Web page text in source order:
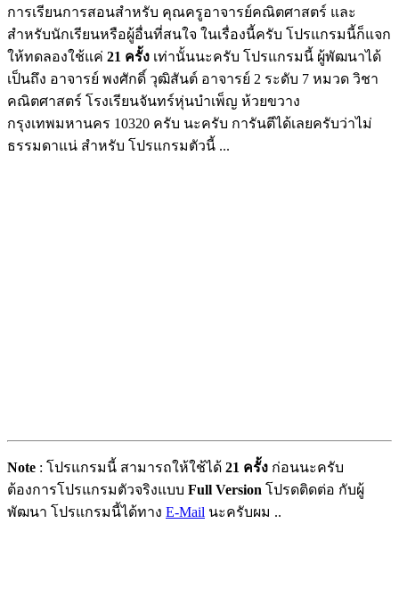
การเรียนการสอนสำหรับ คุณครูอาจารย์คณิตศาสตร์ และ
สำหรับนักเรียนหรือผู้อื่นที่สนใจ ในเรื่องนี้ครับ โปรแกรมนี้ก็แจก
ให้ทดลองใช้แค่ 21 ครั้ง เท่านั้นนะครับ โปรแกรมนี้ ผู้พัฒนาได้
เป็นถึง อาจารย์ พงศักดิ์ วุฒิสันต์ อาจารย์ 2 ระดับ 7 หมวด วิชา
คณิตศาสตร์ โรงเรียนจันทร์หุ่นบำเพ็ญ ห้วยขวาง
กรุงเทพมหานคร 10320 ครับ นะครับ การันตีได้เลยครับว่าไม่
ธรรมดาแน่ สำหรับ โปรแกรมตัวนี้ ...
Note : โปรแกรมนี้ สามารถให้ใช้ได้ 21 ครั้ง ก่อนนะครับ
ต้องการโปรแกรมตัวจริงแบบ Full Version โปรดติดต่อ กับผู้
พัฒนา โปรแกรมนี้ได้ทาง E-Mail นะครับผม ..